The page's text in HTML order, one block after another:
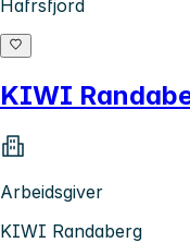
Hafrsfjord
KIWI
Arbeidsgiver
KIWI Randaberg